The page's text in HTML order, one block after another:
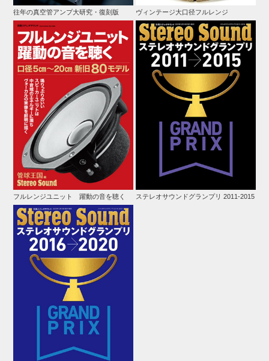
往年の真空管アンプ大研究・復刻版 ヴィンテージ大口径フルレンジ
フルレンジユニット 躍動の音を聴く ステレオサウンドグランプリ 2011-2015